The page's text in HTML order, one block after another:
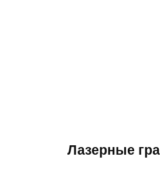
Лазерные